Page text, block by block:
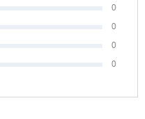
0
0
0
0